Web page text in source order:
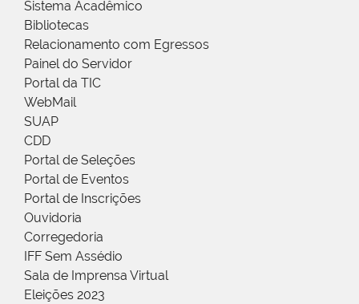
Sistema Acadêmico
Bibliotecas
Relacionamento com Egressos
Painel do Servidor
Portal da TIC
WebMail
SUAP
CDD
Portal de Seleções
Portal de Eventos
Portal de Inscrições
Ouvidoria
Corregedoria
IFF Sem Assédio
Sala de Imprensa Virtual
Eleições 2023